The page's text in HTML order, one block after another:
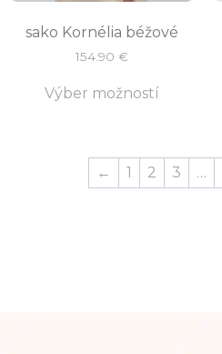
sako Kornélia béžové
154.90 €
Výber možností
← 1 2 3 …